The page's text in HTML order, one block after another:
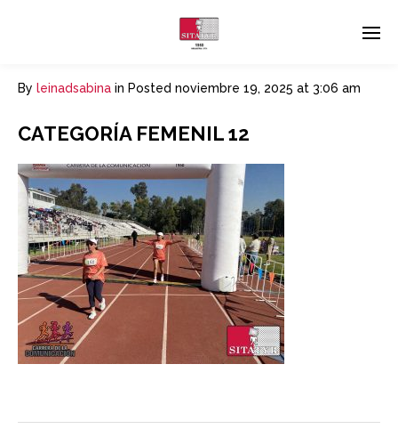
By leinadsabina in Posted noviembre 19, 2025 at 3:06 am
CATEGORÍA FEMENIL 12